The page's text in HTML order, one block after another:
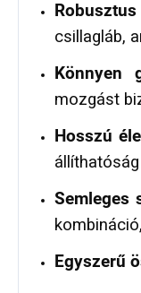
csillagláb,
Könnyen
mozgást
Hosszú
Semleges
Egyszerű